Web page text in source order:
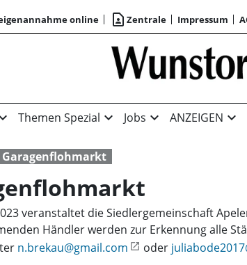
online contact_page Zentrale Impressum
Themen Spezial expand_more Jobs expand_more ANZEIGEN expand_more
Garagenflohmarkt
veranstaltet die Siedlergemeinschaft
Händler werden zur Erkennung alle
n.brekau@gmail.com oder